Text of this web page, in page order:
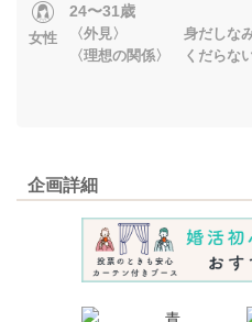
女性
24〜31歳
〈外見〉 身だしなみ
〈理想の関係〉 くだらな
企画詳細